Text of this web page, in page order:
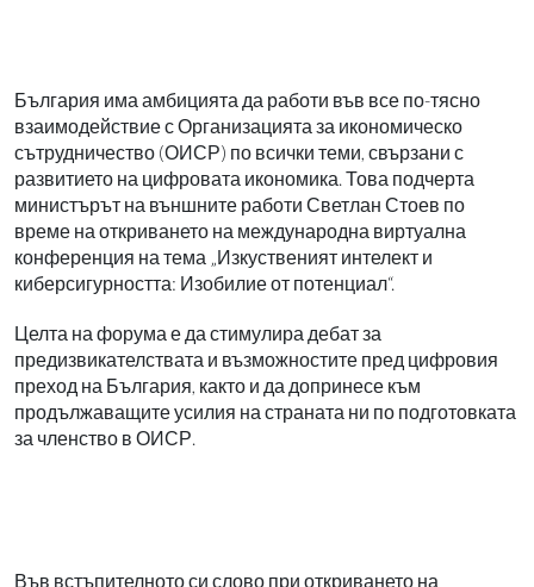
България има амбицията да работи във все по-тясно
взаимодействие с Организацията за икономическо
сътрудничество (ОИСР) по всички теми, свързани с
развитието на цифровата икономика. Това подчерта
министърът на външните работи Светлан Стоев по
време на откриването на международна виртуална
конференция на тема „Изкуственият интелект и
киберсигурността: Изобилие от потенциал“.
Целта на форума е да стимулира дебат за
предизвикателствата и възможностите пред цифровия
преход на България, както и да допринесе към
продължаващите усилия на страната ни по подготовката
за членство в ОИСР.
Във встъпителното си слово при откриването на